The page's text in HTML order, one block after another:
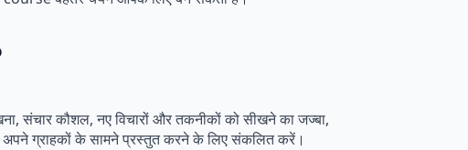
संचार कौशल, नए विचारों और तकनीकों को सीखने का जज्बा,
अपने ग्राहकों के सामने प्रस्तुत करने के लिए संकलित करें।